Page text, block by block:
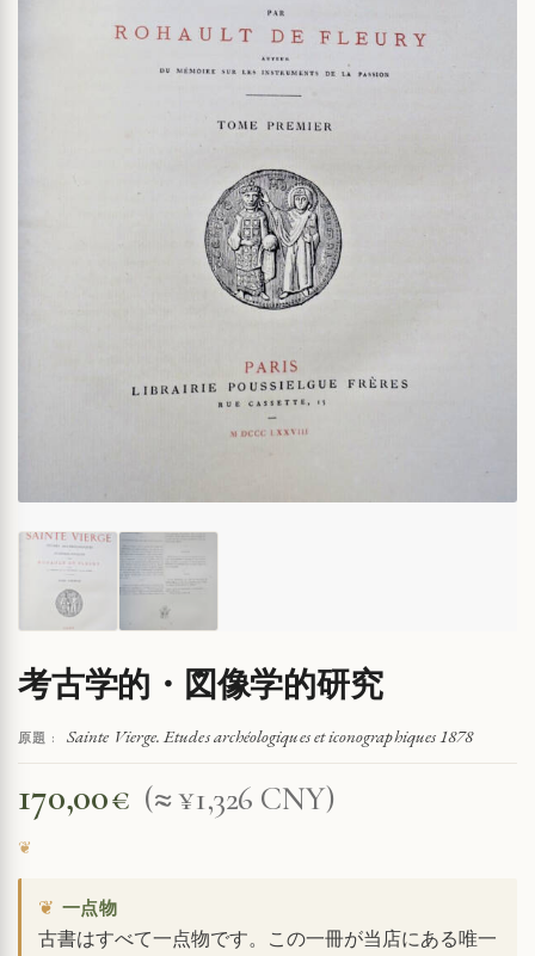
考古学的・図像学的研究
原題 : Sainte Vierge. Etudes archéologiques et iconographiques 1878
170,00€ (≈ ¥1,326 CNY)
❦ 一点物
古書はすべて一点物です。この一冊が当店にある唯一